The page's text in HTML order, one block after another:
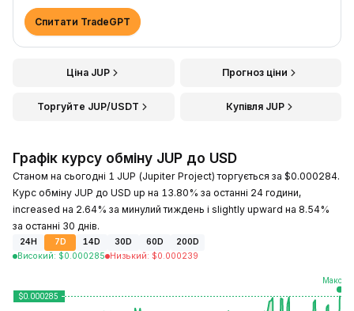
Спитати TradeGPT
Ціна JUP Прогноз ціни
Торгуйте JUP/USDT Купівля JUP
Графік курсу обміну JUP до USD
Станом на сьогодні 1 JUP (Jupiter Project) торгується за $0.000284.
Курс обміну JUP до USD up на 13.80% за останні 24 години,
increased на 2.64% за минулий тиждень і slightly upward на 8.54%
за останні 30 днів.
24H 7D 14D 30D 60D
200D
Високий: $0.000285 Низький: $0.000239